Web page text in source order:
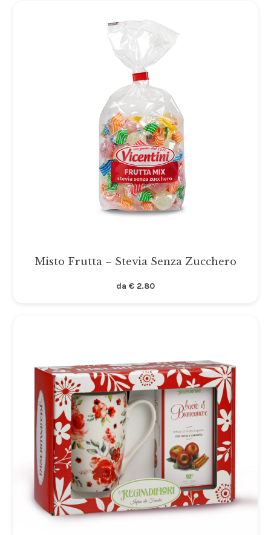
Misto Frutta – Stevia Senza Zucchero
da € 2.80